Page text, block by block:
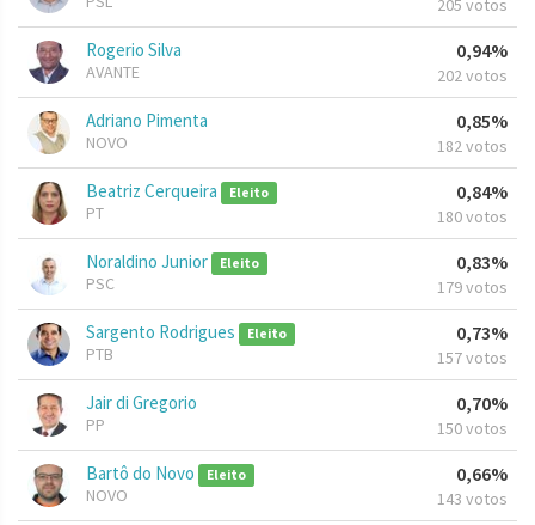
205 votos
Rogerio Silva
AVANTE
0,94%
202 votos
Adriano Pimenta
NOVO
0,85%
182 votos
Beatriz Cerqueira Eleito
PT
0,84%
180 votos
Noraldino Junior Eleito
PSC
0,83%
179 votos
Sargento Rodrigues Eleito
PTB
0,73%
157 votos
Jair di Gregorio
PP
0,70%
150 votos
Bartô do Novo Eleito
NOVO
0,66%
143 votos